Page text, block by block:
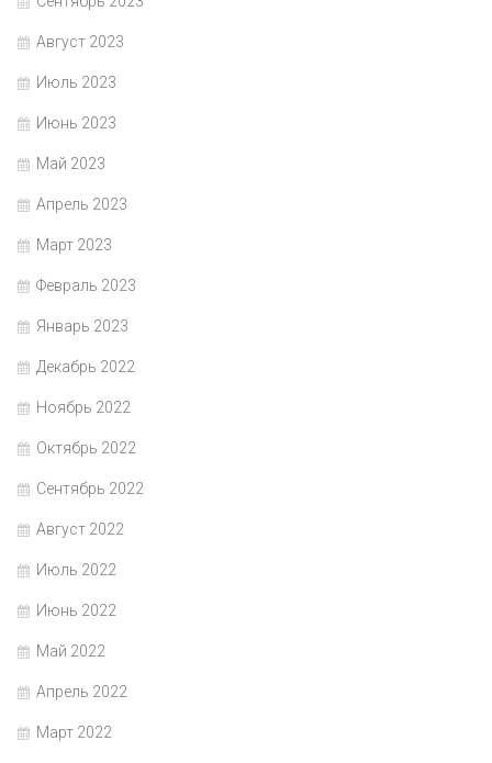
Август 2023
Июль 2023
Июнь 2023
Май 2023
Апрель 2023
Март 2023
Февраль 2023
Январь 2023
Декабрь 2022
Ноябрь 2022
Октябрь 2022
Сентябрь 2022
Август 2022
Июль 2022
Июнь 2022
Май 2022
Апрель 2022
Март 2022